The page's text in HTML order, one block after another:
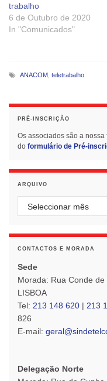
trabalho
6 de Outubro de 2020
In "Comunicados"
ANACOM teletrabalho
PRÉ-INSCRIÇÃO
Os associados são a
do formulário de Pré-
ARQUIVO
CONTACTOS E MORADA
Sede
Morada: Rua Conde de
LISBOA
Tel: 213 148 620 | 213
826
E-mail:
Delegação Norte